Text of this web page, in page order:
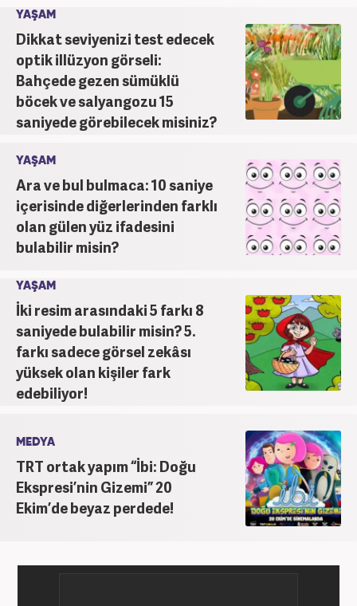
YAŞAM
Dikkat seviyenizi test edecek
optik illüzyon görseli:
Bahçede gezen sümüklü
böcek ve salyangozu 15
saniyede görebilecek misiniz?
YAŞAM
Ara ve bul bulmaca: 10 saniye
içerisinde diğerlerinden farklı
olan gülen yüz ifadesini
bulabilir misin?
YAŞAM
İki resim arasındaki 5 farkı 8
saniyede bulabilir misin? 5.
farkı sadece görsel zekâsı
yüksek olan kişiler fark
edebiliyor!
MEDYA
TRT ortak yapım “İbi: Doğu
Ekspresi’nin Gizemi” 20
Ekim’de beyaz perdede!